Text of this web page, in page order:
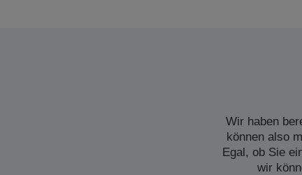
Wir haben
können also
Egal, ob Sie
wir